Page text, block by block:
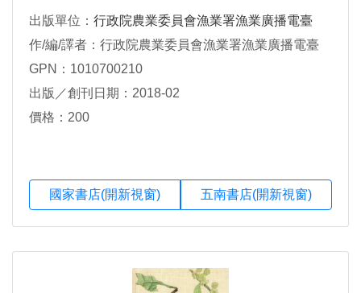
出版單位： 行政院農業委員會漁業署漁業廣播電臺
作/編/譯者：行政院農業委員會漁業署漁業廣播電臺
GPN：1010700210
出版／創刊日期：2018-02
價格：200
國家書店(開新視窗) 五南書店(開新視窗)